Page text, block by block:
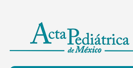
contenido